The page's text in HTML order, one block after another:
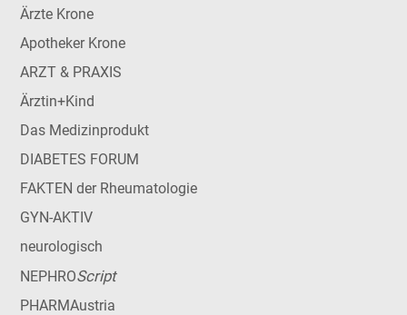
Ärzte Krone
Apotheker Krone
ARZT & PRAXIS
Ärztin+Kind
Das Medizinprodukt
DIABETES FORUM
FAKTEN der Rheumatologie
GYN-AKTIV
neurologisch
NEPHROScript
PHARMAustria